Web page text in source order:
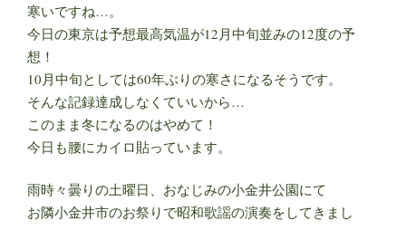
寒いですね…。
今日の東京は予想最高気温が12月中旬並みの12度の予
想！
10月中旬としては60年ぶりの寒さになるそうです。
そんな記録達成しなくていいから…
このまま冬になるのはやめて！
今日も腰にカイロ貼っています。
雨時々曇りの土曜日、おなじみの小金井公園にて
お隣小金井市のお祭りで昭和歌謡の演奏をしてきまし